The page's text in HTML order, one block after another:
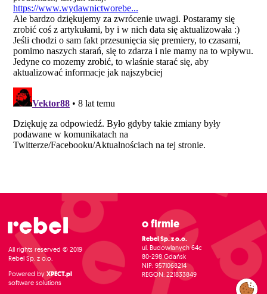
All rights reserved © 2019
Rebel Sp. z o.o.
Powered by XPECT.pl
software solutions
O firmie
Rebel Sp. z o.o.
ul. Budowlanych 64c
80-298 Gdańsk
NIP: 9571068214
REGON: 221833849
Zarządzaj
preferencjami
cookies